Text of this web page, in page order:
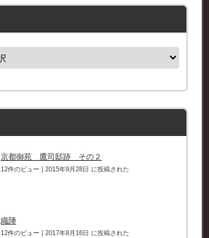
京都御苑 鷹司邸跡 その２
12件のビュー 2015年9月28日 に投稿された
織陣
12件のビュー 2017年8月16日 に投稿された